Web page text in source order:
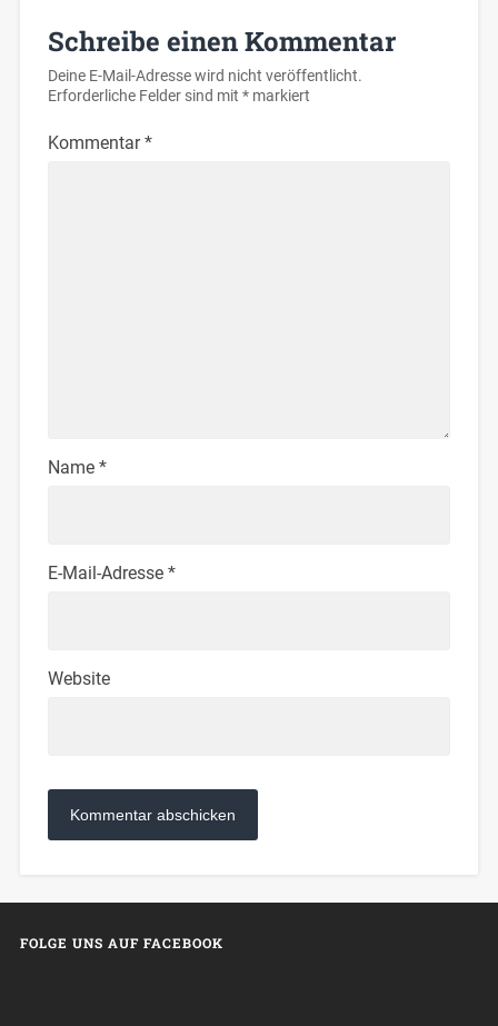
Schreibe einen Kommentar
Deine E-Mail-Adresse wird nicht veröffentlicht.
Erforderliche Felder sind mit *markiert
Kommentar*
Name *
E-Mail-Adresse *
Website
FOLGE UNS AUF FACEBOOK